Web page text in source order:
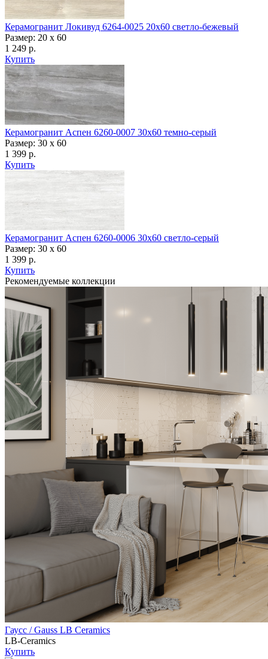
Керамогранит Локивуд 6264-0025 20x60 светло-бежевый
Размер: 20 x 60
1 249 р.
Купить
Керамогранит Аспен 6260-0007 30x60 темно-серый
Размер: 30 x 60
1 399 р.
Купить
Керамогранит Аспен 6260-0006 30x60 светло-серый
Размер: 30 x 60
1 399 р.
Купить
Рекомендуемые коллекции
Гаусс / Gauss LB Ceramics
LB-Ceramics
Купить